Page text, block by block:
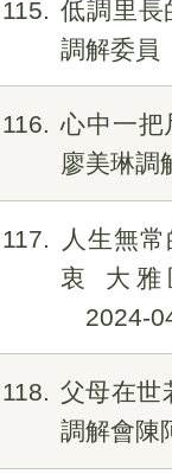
115
低調里長
調解委員
116
心中一把
廖美琳調
117
人生無
衷 大雅
2024-
118
父母在世
調解會陳